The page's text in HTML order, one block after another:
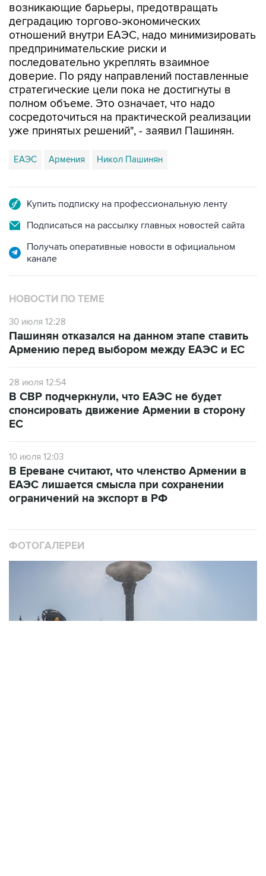
возникающие барьеры, предотвращать
деградацию торгово-экономических
отношений внутри ЕАЭС, надо минимизировать
предпринимательские риски и
последовательно укреплять взаимное
доверие. По ряду направлений поставленные
стратегические цели пока не достигнуты в
полном объеме. Это означает, что надо
сосредоточиться на практической реализации
уже принятых решений", - заявил Пашинян.
ЕАЭС Армения Никол Пашинян
Купить подписку на профессиональную ленту
Подписаться на рассылку главных новостей сайта
Получать оперативные новости в официальном
канале
НОВОСТИ ПО ТЕМЕ
30 июля 12:28
Пашинян отказался на данном этапе ставить
Армению перед выбором между ЕАЭС и ЕС
28 июля 12:54
В СВР подчеркнули, что ЕАЭС не будет
спонсировать движение Армении в сторону
ЕС
10 июля 12:03
В Ереване считают, что членство Армении в
ЕАЭС лишается смысла при сохранении
ограничений на экспорт в РФ
ФОТОГАЛЕРЕИ